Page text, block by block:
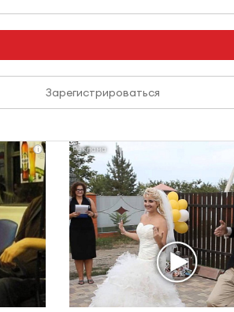
Зарегистрироваться
i